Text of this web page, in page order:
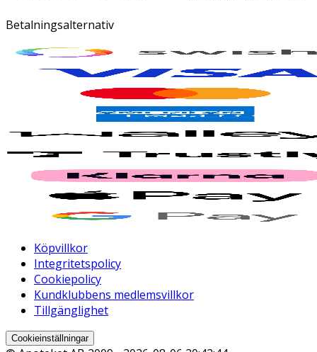
Betalningsalternativ
Köpvillkor
Integritetspolicy
Cookiepolicy
Kundklubbens medlemsvillkor
Tillgänglighet
Cookieinställningar